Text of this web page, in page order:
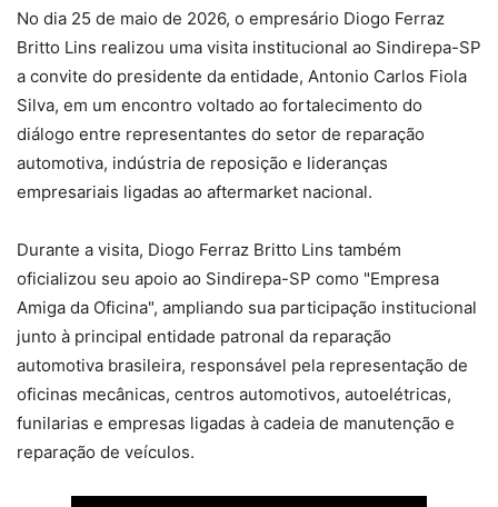
No dia 25 de maio de 2026, o empresário Diogo Ferraz
Britto Lins realizou uma visita institucional ao Sindirepa-SP
a convite do presidente da entidade, Antonio Carlos Fiola
Silva, em um encontro voltado ao fortalecimento do
diálogo entre representantes do setor de reparação
automotiva, indústria de reposição e lideranças
empresariais ligadas ao aftermarket nacional.
Durante a visita, Diogo Ferraz Britto Lins também
oficializou seu apoio ao Sindirepa-SP como "Empresa
Amiga da Oficina", ampliando sua participação institucional
junto à principal entidade patronal da reparação
automotiva brasileira, responsável pela representação de
oficinas mecânicas, centros automotivos, autoelétricas,
funilarias e empresas ligadas à cadeia de manutenção e
reparação de veículos.